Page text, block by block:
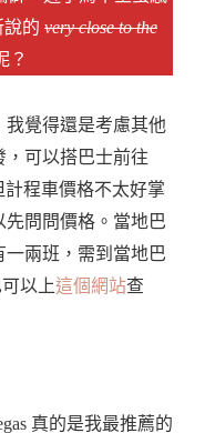
說的 very close to the
？
覺得還是考慮其他
，可以搭巴士前往
計程車價格不太好掌
問問價格。當地巴
兩班，需到當地巴
以上這個網站查
真的是我最推薦的